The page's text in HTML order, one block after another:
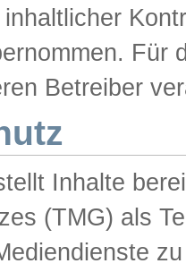
Für
Betreiber
Inhalte
(TMG) als